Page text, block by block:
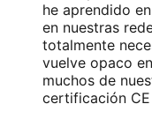
he aprendido
en nuestras
totalmente
vuelve opaco
muchos de
certificación